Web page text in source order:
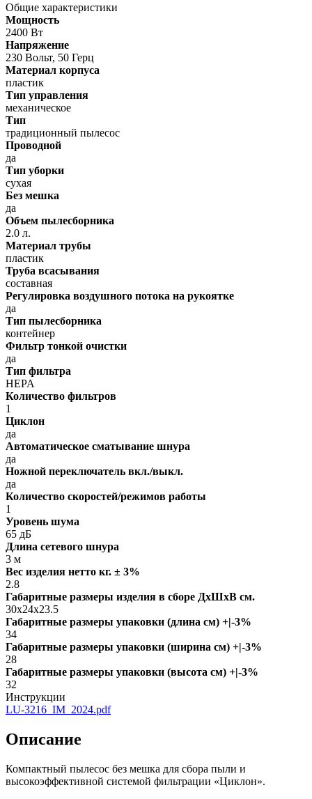
Общие характеристики
Мощность
2400 Вт
Напряжение
230 Вольт, 50 Герц
Материал корпуса
пластик
Тип управления
механическое
Тип
традиционный пылесос
Проводной
да
Тип уборки
сухая
Без мешка
да
Объем пылесборника
2.0 л.
Материал трубы
пластик
Труба всасывания
составная
Регулировка воздушного потока на рукоятке
да
Тип пылесборника
контейнер
Фильтр тонкой очистки
да
Тип фильтра
HEPA
Количество фильтров
1
Циклон
да
Автоматическое сматывание шнура
да
Ножной переключатель вкл./выкл.
да
Количество скоростей/режимов работы
1
Уровень шума
65 дБ
Длина сетевого шнура
3 м
Вес изделия нетто кг. ± 3%
2.8
Габаритные размеры изделия в сборе ДxШxВ см.
30x24x23.5
Габаритные размеры упаковки (длина см) +|-3%
34
Габаритные размеры упаковки (ширина см) +|-3%
28
Габаритные размеры упаковки (высота см) +|-3%
32
Инструкции
LU-3216_IM_2024.pdf
Описание
Компактный пылесос без мешка для сбора пыли и
высокоэффективной системой фильтрации «Циклон».